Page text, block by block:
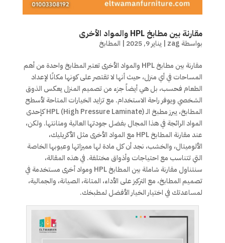
مقارنة بين مطابخ HPL والمواد الأخرى
بواسطة zag
| يناير 9, 2025 | المطابخ
مقارنة بين مطابخ HPL والمواد الأخرى تعتبر المطابخ واحدة من أهم
المساحات في أي منزل، حيث أنها لا تقتصر على كونها مكانًا لإعداد
الطعام فحسب، بل هي أيضاً جزء من تصميم المنزل يعكس الذوق
الشخصي ويوفر راحة الاستخدام. مع تزايد الخيارات المتاحة لأسطح
المطابخ، يبرز مطبخ الـ HPL (High Pressure Laminate) كإحدى
المواد الرائجة في هذا المجال بفضل جودتها العالية ومتانتها. ولكن،
عند مقارنة المطابخ HPL مع المواد الأخرى مثل الأكريليك،
الألوميتال، والخشب، نجد أن كل مادة لها مميزاتها وعيوبها الخاصة
التي تتناسب مع احتياجات وأذواق مختلفة. في هذه المقالة،
سنتناول مقارنة شاملة بين المطابخ HPL ومواد أخرى مستخدمة في
تصميم المطابخ، مع التركيز على الأداء، المتانة، الصيانة، والجمالية،
لمساعدتك في اختيار الخيار الأفضل لمطبخك.